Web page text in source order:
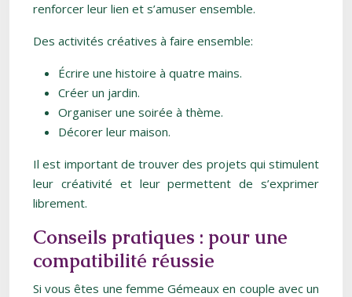
renforcer leur lien et s’amuser ensemble.
Des activités créatives à faire ensemble:
Écrire une histoire à quatre mains.
Créer un jardin.
Organiser une soirée à thème.
Décorer leur maison.
Il est important de trouver des projets qui stimulent
leur créativité et leur permettent de s’exprimer
librement.
Conseils pratiques : pour une
compatibilité réussie
Si vous êtes une femme Gémeaux en couple avec un